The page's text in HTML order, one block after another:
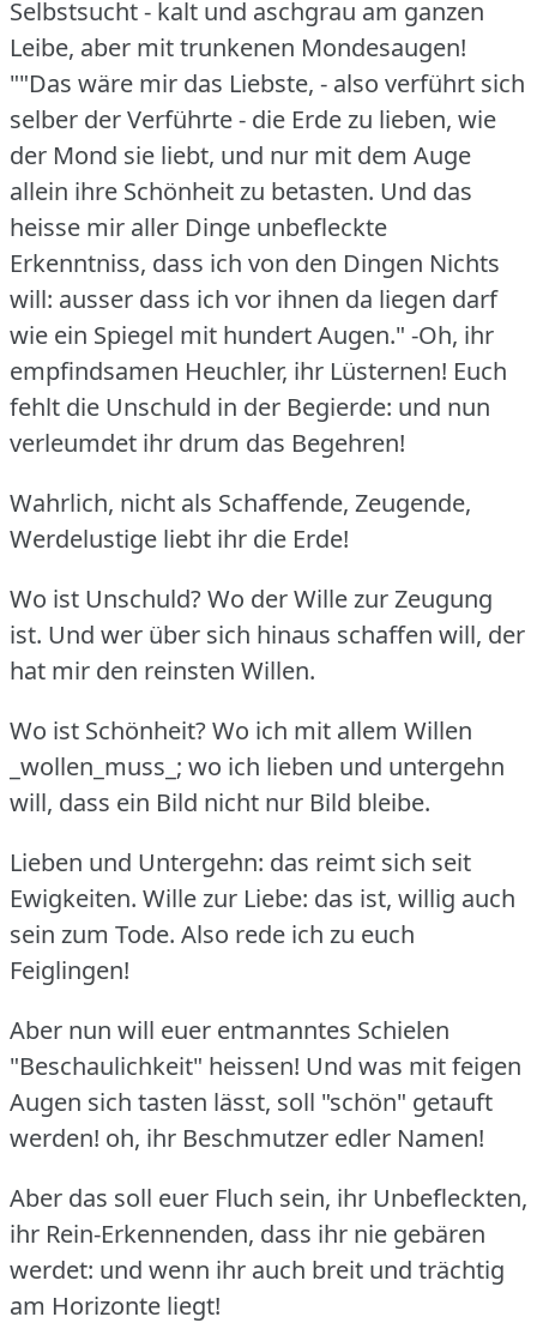
Selbstsucht - kalt und aschgrau am ganzen
Leibe, aber mit trunkenen Mondesaugen!
""Das wäre mir das Liebste, - also verführt sich
selber der Verführte - die Erde zu lieben, wie
der Mond sie liebt, und nur mit dem Auge
allein ihre Schönheit zu betasten. Und das
heisse mir aller Dinge unbefleckte
Erkenntniss, dass ich von den Dingen Nichts
will: ausser dass ich vor ihnen da liegen darf
wie ein Spiegel mit hundert Augen." -Oh, ihr
empfindsamen Heuchler, ihr Lüsternen! Euch
fehlt die Unschuld in der Begierde: und nun
verleumdet ihr drum das Begehren!
Wahrlich, nicht als Schaffende, Zeugende,
Werdelustige liebt ihr die Erde!
Wo ist Unschuld?Wo der Wille zur Zeugung
ist. Und wer über sich hinaus schaffen will, der
hat mir den reinsten Willen.
Wo ist Schönheit?Wo ich mit allem Willen
_wollen_muss_; wo ich lieben und untergehn
will, dass ein Bild nicht nur Bild bleibe.
Lieben und Untergehn: das reimt sich seit
Ewigkeiten. Wille zur Liebe: das ist, willig auch
sein zum Tode. Also rede ich zu euch
Feiglingen!
Aber nun will euer entmanntes Schielen
"Beschaulichkeit" heissen! Und was mit feigen
Augen sich tasten lässt, soll "schön" getauft
werden! oh, ihr Beschmutzer edler Namen!
Aber das soll euer Fluch sein, ihr Unbefleckten,
ihr Rein-Erkennenden, dass ihr nie gebären
werdet: und wenn ihr auch breit und trächtig
am Horizonte liegt!